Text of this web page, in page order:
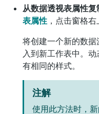
从数据透视表属性
表属性 ，点击窗格
将创建一个新的数
入到新工作表中。
有相同的样式。
注解
使用此方法时，